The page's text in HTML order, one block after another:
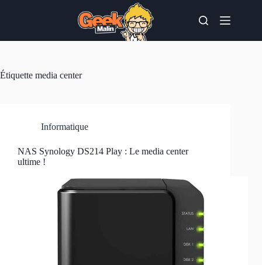
Étiquette media center
Informatique
NAS Synology DS214 Play : Le media center
ultime !